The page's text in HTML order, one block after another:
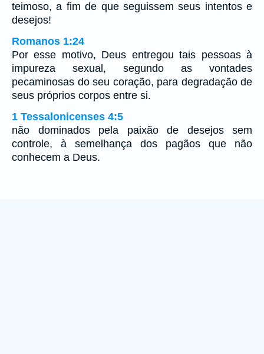
teimoso, a fim de que seguissem seus intentos e
desejos!
Romanos 1:24
Por esse motivo, Deus entregou tais pessoas à
impureza sexual, segundo as vontades
pecaminosas do seu coração, para degradação de
seus próprios corpos entre si.
1 Tessalonicenses 4:5
não dominados pela paixão de desejos sem
controle, à semelhança dos pagãos que não
conhecem a Deus.